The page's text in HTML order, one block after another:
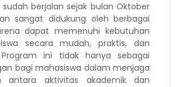
berjalan sejak bulan Oktober
sangat didukung oleh berbagai
dapat memenuhi kebutuhan
secara mudah, praktis, dan
ini tidak hanya sebagai
bagi mahasiswa dalam menjaga
antara aktivitas akademik dan